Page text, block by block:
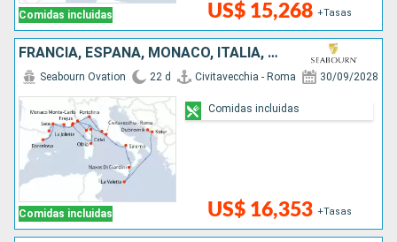
Comidas incluidas US$ 15,268 +Tasas
FRANCIA, ESPAÑA, MONACO, ITALIA, MALTA, MONTENEGRO, CROACIA
Comidas incluidas
Seabourn Ovation 22 d Civitavecchia - Roma 30/09/2028
US$ 16,353 +Tasas
Comidas incluidas